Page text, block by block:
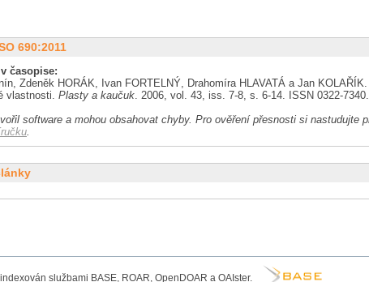
690:2011
časopise:
Zdeněk HORÁK, Ivan FORTELNÝ, Drahomíra HLAVATÁ a Jan
vlastnosti. Plasty a kaučuk. 2006, vol. 43, iss. 7-8, s. 6-14. ISSN 0322-7340.
software a mohou obsahovat chyby. Pro ověření přesnosti si nastudujte
.
službami BASE, ROAR, OpenDOAR a OAIster.